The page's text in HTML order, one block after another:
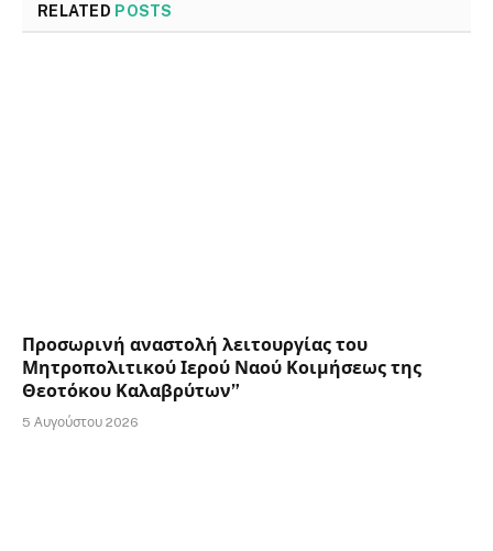
RELATED POSTS
Προσωρινή αναστολή λειτουργίας του
Μητροπολιτικού Ιερού Ναού Κοιμήσεως της
Θεοτόκου Καλαβρύτων”
5 Αυγούστου 2026